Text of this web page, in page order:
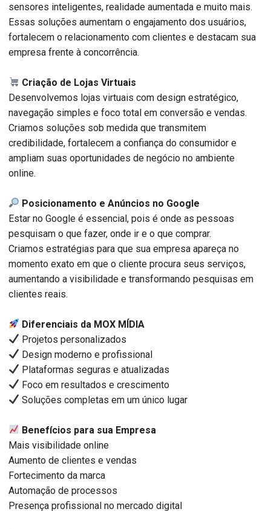
sensores inteligentes, realidade aumentada e muito mais.
Essas soluções aumentam o engajamento dos usuários,
fortalecem o relacionamento com clientes e destacam sua
empresa frente à concorrência.
Criação de Lojas Virtuais
Desenvolvemos lojas virtuais com design estratégico,
navegação simples e foco total em conversão e vendas.
Criamos soluções sob medida que transmitem
credibilidade, fortalecem a confiança do consumidor e
ampliam suas oportunidades de negócio no ambiente
online.
Posicionamento e Anúncios no Google
Estar no Google é essencial, pois é onde as pessoas
pesquisam o que fazer, onde ir e o que comprar.
Criamos estratégias para que sua empresa apareça no
momento exato em que o cliente procura seus serviços,
aumentando a visibilidade e transformando pesquisas em
clientes reais.
Diferenciais da MOX MÍDIA
Projetos personalizados
Design moderno e profissional
Plataformas seguras e atualizadas
Foco em resultados e crescimento
Soluções completas em um único lugar
Benefícios para sua Empresa
Mais visibilidade online
Aumento de clientes e vendas
Fortecimento da marca
Automação de processos
Presença profissional no mercado digital